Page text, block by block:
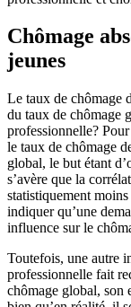
Chômage
jeunes
Le taux de chômage
du taux de chômage
professionnelle?
le taux de chômage
global, le but étant
s’avère que la
statistiquement
indiquer qu’une
influence sur le
Toutefois, une autre
professionnelle fait
chômage global, son